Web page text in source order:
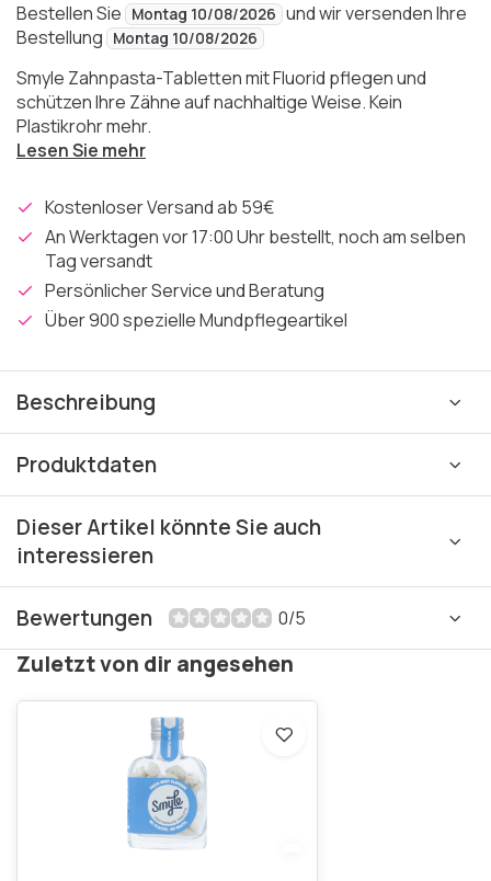
Bestellen Sie
Montag 10/08/2026 und wir versenden Ihre
Bestellung
Montag 10/08/2026
Smyle Zahnpasta-Tabletten mit Fluorid pflegen und
schützen Ihre Zähne auf nachhaltige Weise. Kein
Plastikrohr mehr.
Lesen Sie mehr
Kostenloser Versand ab 59€
An Werktagen vor 17:00 Uhr bestellt, noch am selben
Tag versandt
Persönlicher Service und Beratung
Über 900 spezielle Mundpflegeartikel
Beschreibung
Produktdaten
Dieser Artikel könnte Sie auch
interessieren
Bewertungen 0/5
Zuletzt von dir angesehen